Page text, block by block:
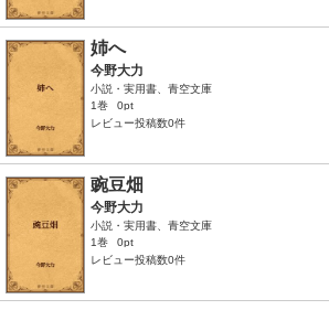
姉へ
今野大力
小説・実用書、青空文庫
1巻
0pt
レビュー投稿数0件
豌豆畑
今野大力
小説・実用書、青空文庫
1巻
0pt
レビュー投稿数0件